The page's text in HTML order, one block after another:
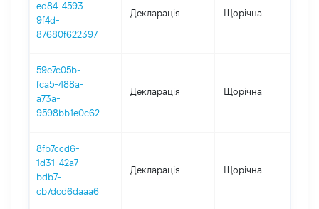
ed84-4593-
9f4d-
87680f622397
Декларація Щорічна
59e7c05b-
fca5-488a-
a73a-
9598bb1e0c62
Декларація Щорічна
8fb7ccd6-
1d31-42a7-
bdb7-
cb7dcd6daaa6
Декларація Щорічна